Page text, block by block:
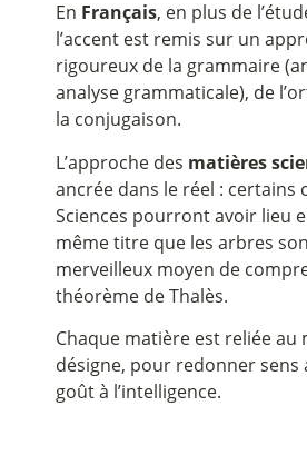
En Français, en plus de
l’accent est remis sur un
rigoureux de la grammaire
analyse grammaticale), de
la conjugaison.
L’approche des matières
ancrée dans le réel : certains
Sciences pourront avoir lieu
même titre que les arbres
merveilleux moyen de
théorème de Thalès.
Chaque matière est reliée au
désigne, pour redonner sens
goût à l’intelligence.